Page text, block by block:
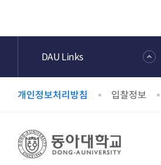
개인정보처리방침 입찰정보
DAU Links